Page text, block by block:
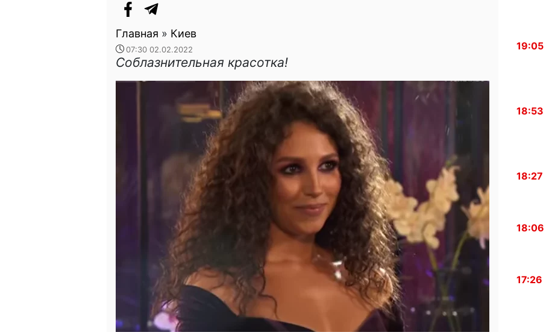
Главная » Киев
07:30 02.02.2022
Соблазнительная красотка!
19:05
18:53
18:27
18:06
17:26